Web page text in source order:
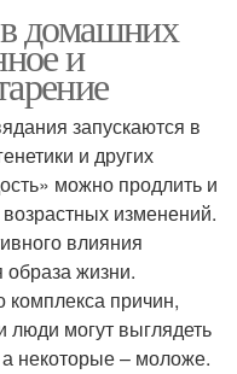
домашних
и
запускаются в
и других
можно продлить и
возрастных изменений.
влияния
жизни.
комплекса причин,
люди могут выглядеть
некоторые – моложе.